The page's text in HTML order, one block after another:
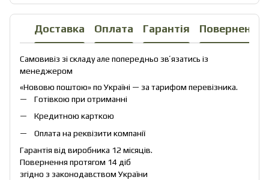
Доставка Оплата Гарантія Повернення
Самовивіз зі складу але попередньо звʼязатись із
менеджером
«Нововю поштою» по Україні — за тарифом перевізника.
Готівкою при отриманні
Кредитною карткою
Оплата на реквізити компанії
Гарантія від виробника 12 місяців.
Повернення протягом 14 діб
згідно з законодавством України